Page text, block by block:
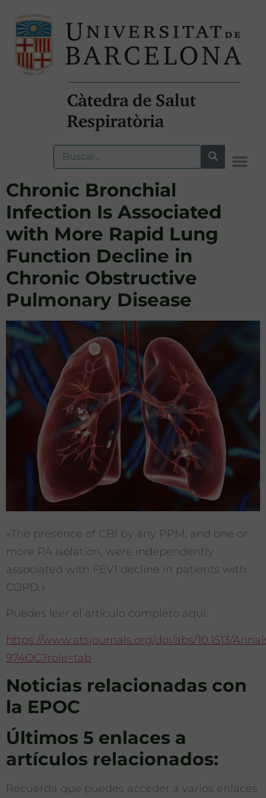
Chronic Bronchial
Infection Is Associated
with More Rapid Lung
Function Decline in
Chronic Obstructive
Pulmonary Disease
«The presence of CBI by any PPM, and one or
more PA isolation, were independently
associated with FEV1 decline in patients with
COPD.»
Puedes leer el artículo completo aquí:
https://www.atsjournals.org/doi/abs/10.1513/
974OC?role=tab
Noticias relacionadas con
la EPOC
Últimos 5 enlaces a
artículos relacionados:
Recuerda que puedes acceder a varios enlaces